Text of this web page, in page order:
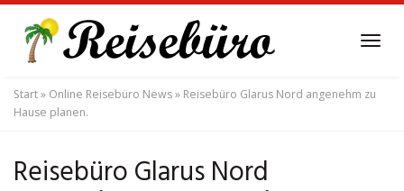
main
content
Start» Online Reisebüro News» Reisebüro Glarus Nord angenehm zu
Hause planen.
Reisebüro Glarus Nord